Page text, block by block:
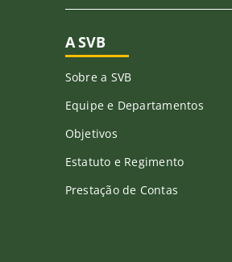
A SVB
Sobre a SVB
Equipe e Departamentos
Objetivos
Estatuto e Regimento
Prestação de Contas